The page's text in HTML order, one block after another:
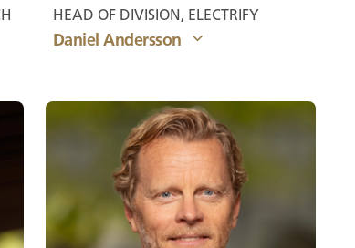
HEAD OF DIVISION, ELECTRIFY
Daniel Andersson